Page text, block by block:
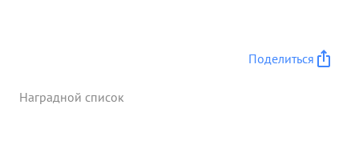
Поделиться
Наградной список